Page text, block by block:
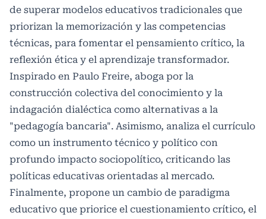
de superar modelos educativos tradicionales que
priorizan la memorización y las competencias
técnicas, para fomentar el pensamiento crítico, la
reflexión ética y el aprendizaje transformador.
Inspirado en Paulo Freire, aboga por la
construcción colectiva del conocimiento y la
indagación dialéctica como alternativas a la
"pedagogía bancaria". Asimismo, analiza el currículo
como un instrumento técnico y político con
profundo impacto sociopolítico, criticando las
políticas educativas orientadas al mercado.
Finalmente, propone un cambio de paradigma
educativo que priorice el cuestionamiento crítico, el